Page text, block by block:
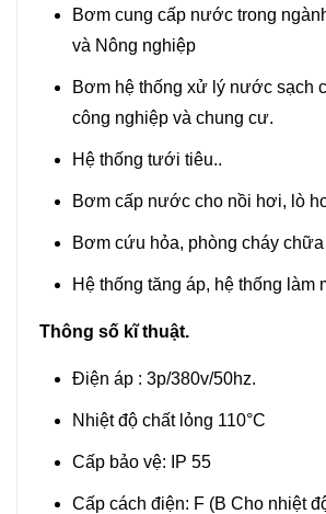
Bơm cung cấp nước trong
và Nông nghiệp
Bơm hệ thống xử lý nước sạch
công nghiệp và chung cư.
Hệ thống tưới tiêu..
Bơm cấp nước cho nồi hơi, lò
Bơm cứu hỏa, phòng cháy
Hệ thống tăng áp, hệ thống làm
Thông số kĩ thuật.
Điện áp : 3p/380v/50hz.
Nhiệt độ chất lỏng 110°C
Cấp bảo vệ: IP 55
Cấp cách điện: F (B Cho nhiệt